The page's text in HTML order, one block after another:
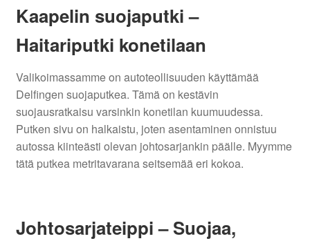
Kaapelin suojaputki –
Haitariputki konetilaan
Valikoimassamme on autoteollisuuden käyttämää
Delfingen suojaputkea. Tämä on kestävin
suojausratkaisu varsinkin konetilan kuumuudessa.
Putken sivu on halkaistu, joten asentaminen onnistuu
autossa kiinteästi olevan johtosarjankin päälle. Myymme
tätä putkea metritavarana seitsemää eri kokoa.
Johtosarjateippi – Suojaa,